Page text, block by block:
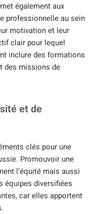
également aux
professionnelle au sein
motivation et leur
clair pour lequel
inclure des formations
des missions de
et de
clés pour une
Promouvoir une
l’équité mais aussi
équipes diversifiées
car elles apportent